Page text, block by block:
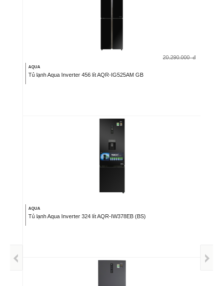
20.290.000 đ
AQUA
Tủ lạnh Aqua Inverter 456 lít AQR-IG525AM GB
AQUA
Tủ lạnh Aqua Inverter 324 lít AQR-IW378EB (BS)